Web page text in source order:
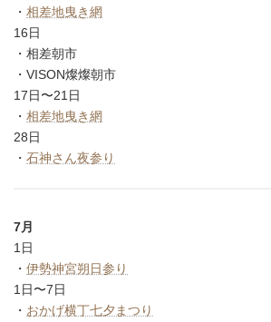
・ 相差地曳き網
16日
・相差朝市
・VISON燦燦朝市
17日〜21日
・ 相差地曳き網
28日
・ 石神さん夜参り
7月
1日
・ 伊勢神宮朔日参り
1日〜7日
・ おかげ横丁七夕まつり